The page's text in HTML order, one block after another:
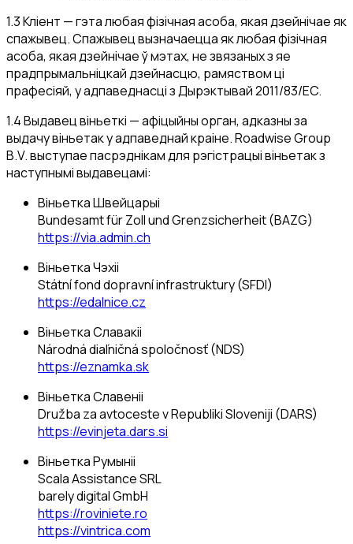
1.3 Кліент — гэта любая фізічная асоба, якая дзейнічае як
спажывец. Спажывец вызначаецца як любая фізічная
асоба, якая дзейнічае ў мэтах, не звязаных з яе
прадпрымальніцкай дзейнасцю, рамяством ці
прафесіяй, у адпаведнасці з Дырэктывай 2011/83/ЕС.
1.4 Выдавец віньеткі — афіцыйны орган, адказны за
выдачу віньетак у адпаведнай краіне. Roadwise Group
B.V. выступае пасрэднікам для рэгістрацыі віньетак з
наступнымі выдавецамі:
Віньетка Швейцарыі
Bundesamt für Zoll und Grenzsicherheit (BAZG)
https://via.admin.ch
Віньетка Чэхіі
Státní fond dopravní infrastruktury (SFDI)
https://edalnice.cz
Віньетка Славакіі
Národná diaľničná spoločnosť (NDS)
https://eznamka.sk
Віньетка Славеніі
Družba za avtoceste v Republiki Sloveniji (DARS)
https://evinjeta.dars.si
Віньетка Румыніі
Scala Assistance SRL
barely digital GmbH
https://roviniete.ro
https://vintrica.com